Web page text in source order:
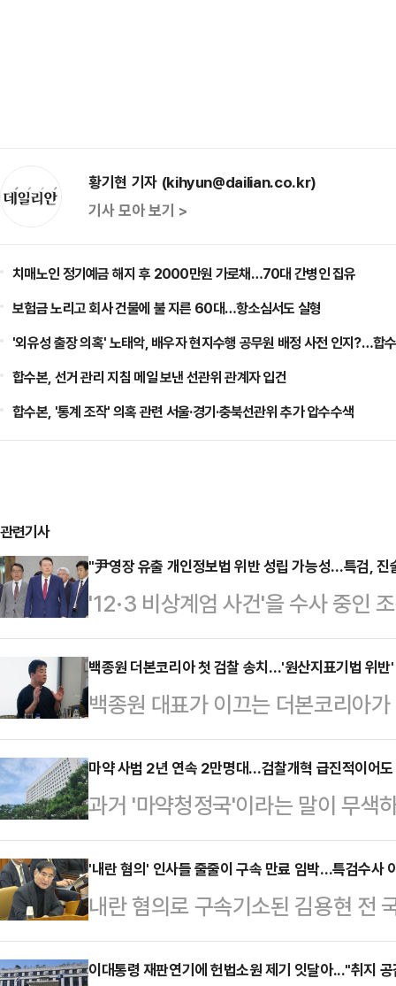
황기현 기자 (kihyun@dailian.co.kr)
기사 모아 보기 >
치매노인 정기예금 해지 후 2000만원 가로채…70대 간병인 집유
보험금 노리고 회사 건물에 불 지른 60대…항소심서도 실형
'외유성 출장 의혹' 노태악, 배우자 현지수행 공무원 배정 사전 인지?…합
합수본, 선거 관리 지침 메일 보낸 선관위 관계자 입건
합수본, '통계 조작' 의혹 관련 서울·경기·충북선관위 추가 압수수색
관련기사
"尹영장 유출 개인정보법 위반 성립 가능성…특검,
'12·3 비상계엄 사건'을 수사 중인
대한 구속영장이 변호인단을 통해
밝혔다. 법조계에선 업무상비밀누
번호 등 개인정보가 유출된 만큼 개
측했다. 전문가들은 특히, 오는 8일
특검팀에서 관련자 간의 진술 관여
압박용으로 대응하려는 목적도 엿
박지영 특검보는 전날 브리…
백종원 더본코리아 첫 검찰 송치…'원산지표기법 위
백종원 대표가 이끄는 더본코리아
졌다. 경찰이 더본코리아와 관련해
찰에 송치된 건 이번이 처음이라 소
사건에서 더본코리아가 의도적으
산지를 혼동할 가능성이 있는지 여
만일 혐의가 인정된다면 고의성 여
산지표기법 위반의 경우 최대 7년
가능하다.지난 4일 …
마약 사범 2년 연속 2만명대…검찰개혁 급진적이어
과거 '마약청정국'이라는 말이 무색
명 이상 검거되는 등 관련 범죄가
(SNS)와 다크웹 등에서 비대면 온
과 검거 난이도는 갈수록 높아지는
없애고, 검찰을 기소나 영장 청구만
로 한 검찰개혁이 추진되고 있어 마
'내란 혐의' 인사들 줄줄이 구속 만료 임박…특검수
내란 혐의로 구속기소된 김용현 전
에서 재판받게 됐다. 김 전 장관 외
박한 가운데 법조계에선 재판이 오
이대통령 재판연기에 헌법소원 제기 잇달아..."취지